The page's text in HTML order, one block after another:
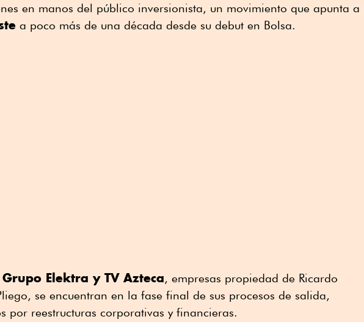
en manos del público inversionista, un movimiento que apunta a
a poco más de una década desde su debut en Bolsa.
Grupo Elektra y TV Azteca, empresas propiedad de Ricardo
se encuentran en la fase final de sus procesos de salida,
por reestructuras corporativas y financieras.